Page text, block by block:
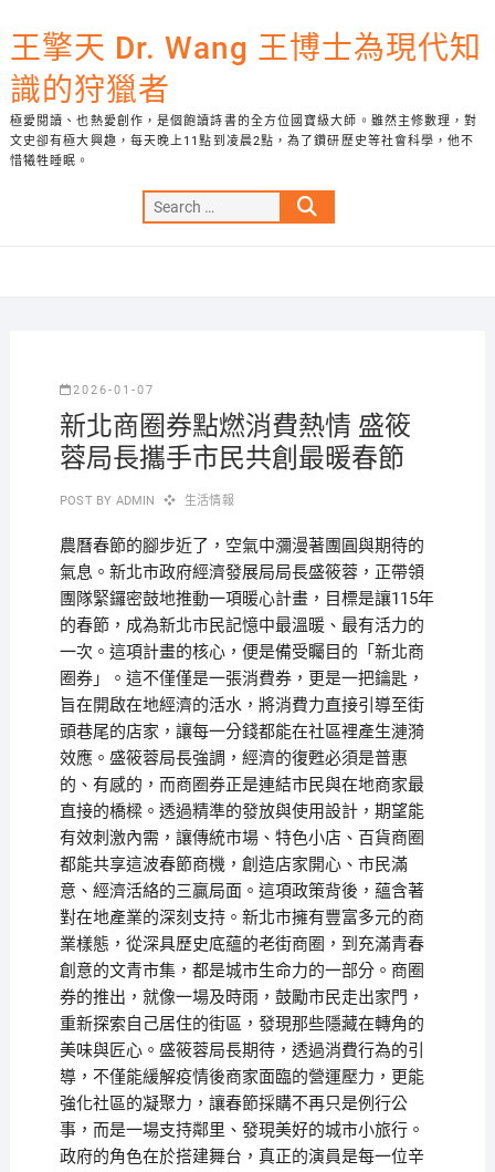
to
content
王擎天 Dr. Wang 王博士為現代知
識的狩獵者
極愛閱讀、也熱愛創作，是個飽讀詩書的全方位國寶級大師。雖然主修數理，對
文史卻有極大興趣，每天晚上11點到凌晨2點，為了鑽研歷史等社會科學，他不
惜犧牲睡眠。
Search
…
2026-01-07
新北商圈券點燃消費熱情 盛筱
蓉局長攜手市民共創最暖春節
POST BY ADMIN 生活情報
農曆春節的腳步近了，空氣中瀰漫著團圓與期待的
氣息。新北市政府經濟發展局局長盛筱蓉，正帶領
團隊緊鑼密鼓地推動一項暖心計畫，目標是讓115年
的春節，成為新北市民記憶中最溫暖、最有活力的
一次。這項計畫的核心，便是備受矚目的「新北商
圈券」。這不僅僅是一張消費券，更是一把鑰匙，
旨在開啟在地經濟的活水，將消費力直接引導至街
頭巷尾的店家，讓每一分錢都能在社區裡產生漣漪
效應。盛筱蓉局長強調，經濟的復甦必須是普惠
的、有感的，而商圈券正是連結市民與在地商家最
直接的橋樑。透過精準的發放與使用設計，期望能
有效刺激內需，讓傳統市場、特色小店、百貨商圈
都能共享這波春節商機，創造店家開心、市民滿
意、經濟活絡的三贏局面。這項政策背後，蘊含著
對在地產業的深刻支持。新北市擁有豐富多元的商
業樣態，從深具歷史底蘊的老街商圈，到充滿青春
創意的文青市集，都是城市生命力的一部分。商圈
券的推出，就像一場及時雨，鼓勵市民走出家門，
重新探索自己居住的街區，發現那些隱藏在轉角的
美味與匠心。盛筱蓉局長期待，透過消費行為的引
導，不僅能緩解疫情後商家面臨的營運壓力，更能
強化社區的凝聚力，讓春節採購不再只是例行公
事，而是一場支持鄰里、發現美好的城市小旅行。
政府的角色在於搭建舞台，真正的演員是每一位辛